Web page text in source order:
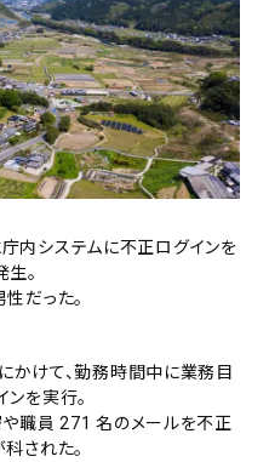
内システムに不正ログインを
。
だった。
けて、勤務時間中に業務目
を実行。
職員 271 名のメールを不正
された。